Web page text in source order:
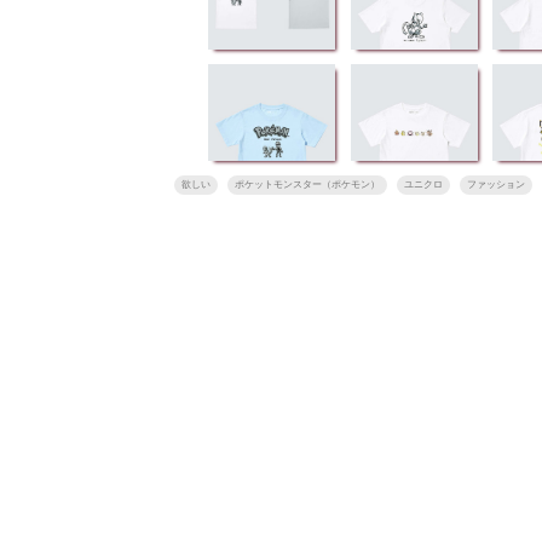
欲しい ポケットモンスター（ポケモン） ユニクロ ファッション